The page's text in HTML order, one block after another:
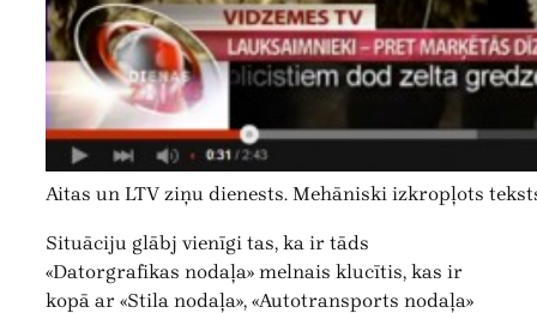
Aitas un LTV ziņu dienests. Mehāniski izkropļots
Situāciju glābj vienīgi tas, ka ir tāds
«Datorgrafikas nodaļa» melnais klucītis, kas ir
kopā ar «Stila nodaļa», «Autotransports nodaļa»